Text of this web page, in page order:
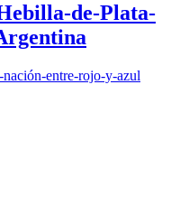
de-Plata-